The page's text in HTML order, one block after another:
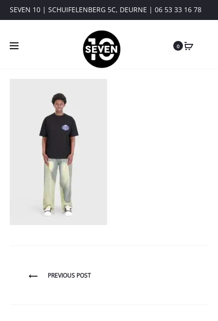
SEVEN 10 | SCHUIFELENBERG 5C, DEURNE | 06 53 33 16 78
0
BerichtPREVIOUS POST